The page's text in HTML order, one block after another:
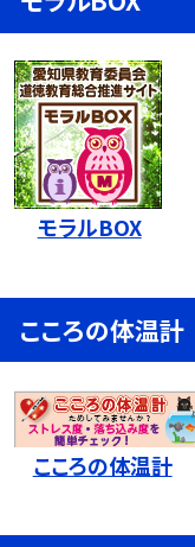
モラルBOX
こころの体温計
こころの体温計